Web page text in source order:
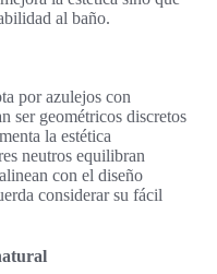
al baño.
por azulejos con
ser geométricos discretos
la estética
neutros equilibran
con el diseño
considerar su fácil